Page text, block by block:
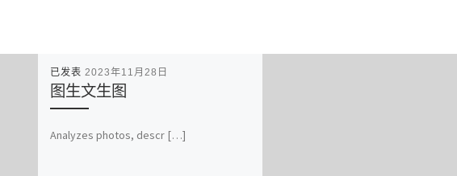
已发表 2023年11月28日
图生文生图
Analyzes photos, descr […]